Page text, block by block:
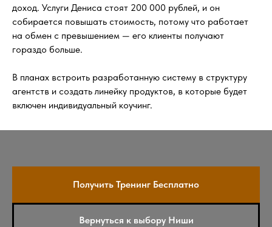
доход. Услуги Дениса стоят 200 000 рублей, и он
собирается повышать стоимость, потому что работает
на обмен с превышением — его клиенты получают
гораздо больше.
В планах встроить разработанную систему в структуру
агентств и создать линейку продуктов, в которые будет
включен индивидуальный коучинг.
Получить Тренинг Бесплатно
Вернуться к выбору Ниши